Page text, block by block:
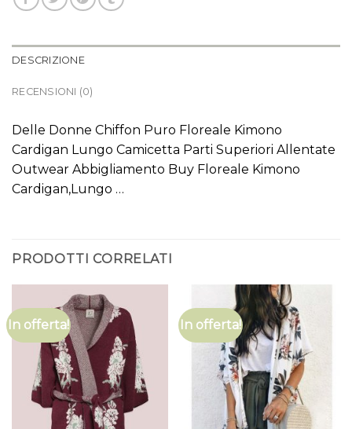
DESCRIZIONE
RECENSIONI (0)
Delle Donne Chiffon Puro Floreale Kimono
Cardigan Lungo Camicetta Parti Superiori Allentate
Outwear Abbigliamento Buy Floreale Kimono
Cardigan,Lungo …
PRODOTTI CORRELATI
In offerta! In offerta!